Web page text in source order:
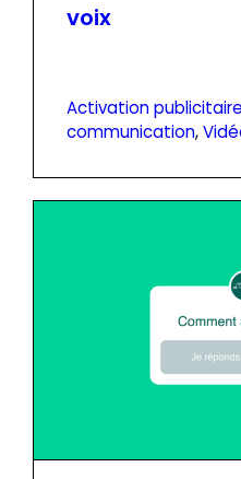
voix
Activation
communication,